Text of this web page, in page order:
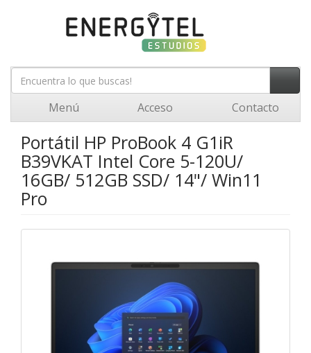
Menú Acceso Contacto
Portátil HP ProBook 4 G1iR
B39VKAT Intel Core 5-120U/
16GB/ 512GB SSD/ 14"/ Win11
Pro